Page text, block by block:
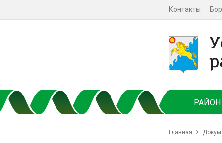
Контакты
РАЙОН
Главная